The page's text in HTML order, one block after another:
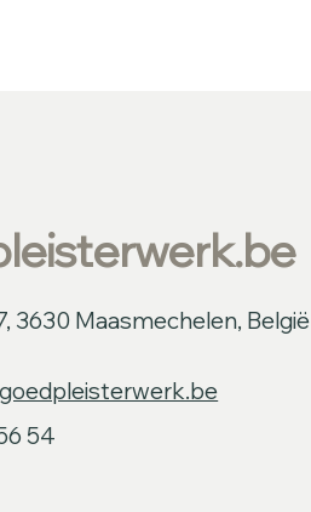
3630 Maasmechelen, België
54